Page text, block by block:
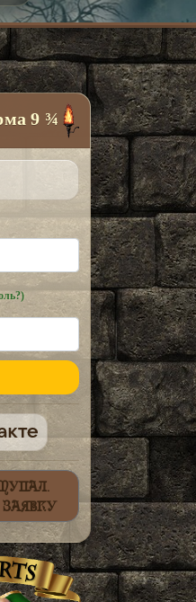
9 ¾